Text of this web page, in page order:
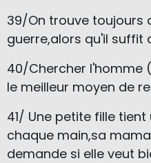
39/On trouve toujours
guerre,alors qu'il suffit
40/Chercher l'homme
le meilleur moyen de
41/ Une petite fille
chaque main,sa
demande si elle veut